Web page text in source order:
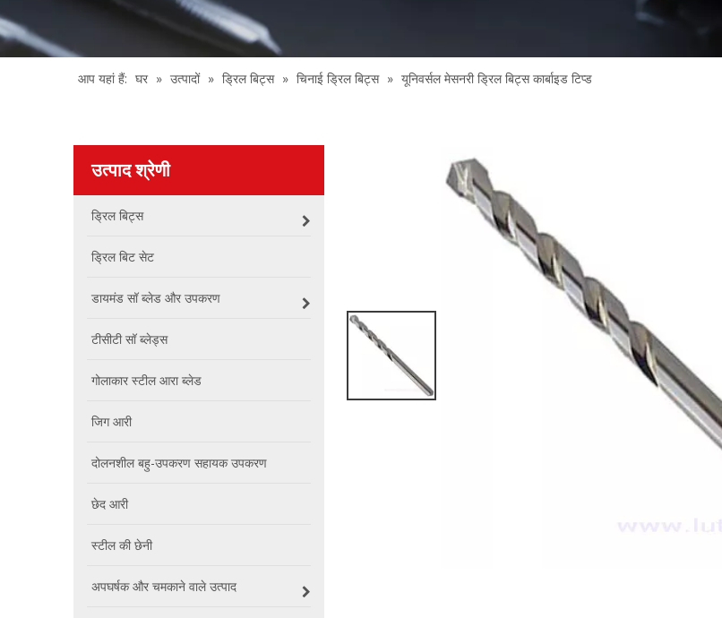
आप यहां हैं: घर » उत्पादों » ड्रिल बिट्स » चिनाई ड्रिल बिट्स » यूनिवर्सल मेसनरी ड्रिल बिट्स कार्बाइड टिप्ड
उत्पाद श्रेणी
ड्रिल बिट्स
ड्रिल बिट सेट
डायमंड सॉ ब्लेड और उपकरण
टीसीटी सॉ ब्लेड्स
गोलाकार स्टील आरा ब्लेड
जिग आरी
दोलनशील बहु-उपकरण सहायक उपकरण
छेद आरी
स्टील की छेनी
अपघर्षक और चमकाने वाले उत्पाद